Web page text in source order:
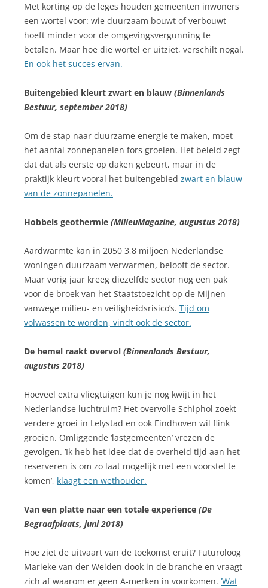
Met korting op de leges houden gemeenten inwoners
een wortel voor: wie duurzaam bouwt of verbouwt
hoeft minder voor de omgevingsvergunning te
betalen. Maar hoe die wortel er uitziet, verschilt nogal.
En ook het succes ervan.
Buitengebied kleurt zwart en blauw (Binnenlands
Bestuur, september 2018)
Om de stap naar duurzame energie te maken, moet
het aantal zonnepanelen fors groeien. Het beleid zegt
dat dat als eerste op daken gebeurt, maar in de
praktijk kleurt vooral het buitengebied zwart en blauw
van de zonnepanelen.
Hobbels geothermie (MilieuMagazine, augustus 2018)
Aardwarmte kan in 2050 3,8 miljoen Nederlandse
woningen duurzaam verwarmen, belooft de sector.
Maar vorig jaar kreeg diezelfde sector nog een pak
voor de broek van het Staatstoezicht op de Mijnen
vanwege milieu- en veiligheidsrisico’s. Tijd om
volwassen te worden, vindt ook de sector.
De hemel raakt overvol (Binnenlands Bestuur,
augustus 2018)
Hoeveel extra vliegtuigen kun je nog kwijt in het
Nederlandse luchtruim? Het overvolle Schiphol zoekt
verdere groei in Lelystad en ook Eindhoven wil flink
groeien. Omliggende ‘lastgemeenten’ vrezen de
gevolgen. ’Ik heb het idee dat de overheid tijd aan het
reserveren is om zo laat mogelijk met een voorstel te
komen’, klaagt een wethouder.
Van een platte naar een totale experience (De
Begraafplaats, juni 2018)
Hoe ziet de uitvaart van de toekomst eruit? Futuroloog
Marieke van der Weiden dook in de branche en vraagt
zich af waarom er geen A-merken in voorkomen. ‘Wat